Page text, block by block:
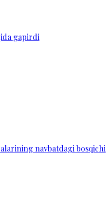
gapirdi
navbatdagi bosqichi